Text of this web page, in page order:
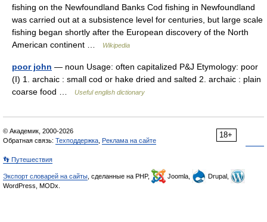
fishing on the Newfoundland Banks Cod fishing in Newfoundland
was carried out at a subsistence level for centuries, but large scale
fishing began shortly after the European discovery of the North
American continent …
Wikipedia
poor john — noun Usage: often capitalized P&J Etymology: poor
(I) 1. archaic : small cod or hake dried and salted 2. archaic : plain
coarse food …
Useful english dictionary
18+
© Академик, 2000-2026
Обратная связь: Техподдержка Реклама на сайте
👣 Путешествия
Экспорт словарей на сайты , сделанные на PHP, Joomla,
Drupal,
WordPress, MODx.